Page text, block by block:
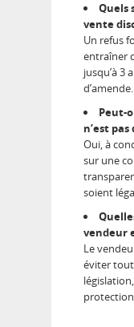
Quels
vente
Un refus
entraîner
jusqu’à 3
d’amende.
Peut-
n’est
Oui, à
sur une
soient
vendeur
Le
éviter